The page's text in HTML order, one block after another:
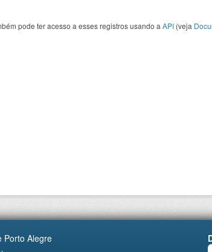
pode ter acesso a esses registros usando a API (veja
Porto Alegre